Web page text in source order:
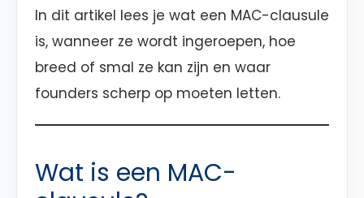
In dit artikel lees je wat een MAC-clausule
is, wanneer ze wordt ingeroepen, hoe
breed of smal ze kan zijn en waar
founders scherp op moeten letten.
Wat is een MAC-